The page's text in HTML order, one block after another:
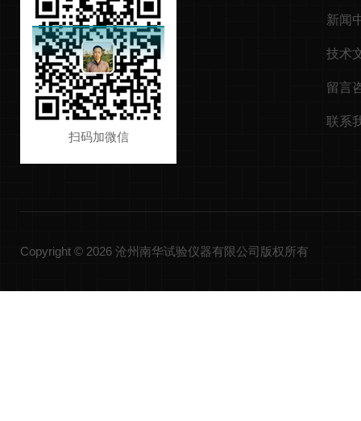
扫码加微信
新闻
技术
留言
联系
Copyright © 2026 沧州南华试验仪器有限公司版权所有